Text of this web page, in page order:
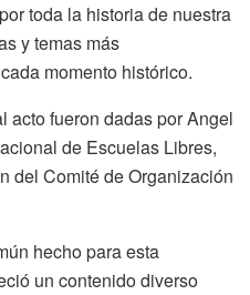
toda la historia de nuestra
y temas más
momento histórico.
acto fueron dadas por Angel
de Escuelas Libres,
del Comité de Organización
hecho para esta
un contenido diverso